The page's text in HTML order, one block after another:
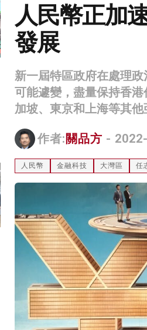
人民幣正加
發展
新一屆特區政府在處理
可能遽變，盡量保持香
加坡、東京和上海等其他
作者: 關品方 -
人民幣 金融科技 大灣區 任